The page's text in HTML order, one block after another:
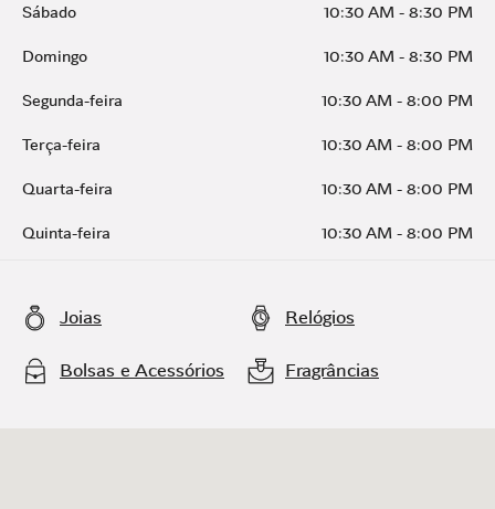
Sábado
10:30 AM - 8:30 PM
Domingo
10:30 AM - 8:30 PM
Segunda-feira
10:30 AM - 8:00 PM
Terça-feira
10:30 AM - 8:00 PM
Quarta-feira
10:30 AM - 8:00 PM
Quinta-feira
10:30 AM - 8:00 PM
Joias Relógios
Bolsas e Acessórios Fragrâncias